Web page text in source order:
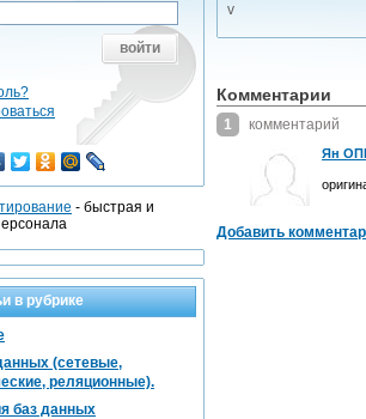
v
Комментарии
1 комментарий
Ян
Добавить
войти
- быстрая и
в рубрике
(сетевые,
реляционные).
баз данных